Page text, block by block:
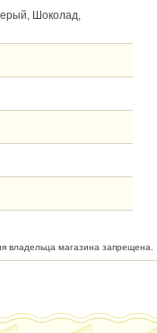
владельца магазина запрещена.
Шоколад,